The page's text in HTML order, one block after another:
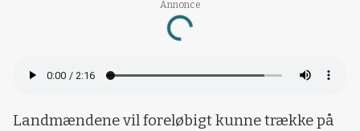
Annonce
Loading...
Landmændene vil foreløbigt kunne trække på